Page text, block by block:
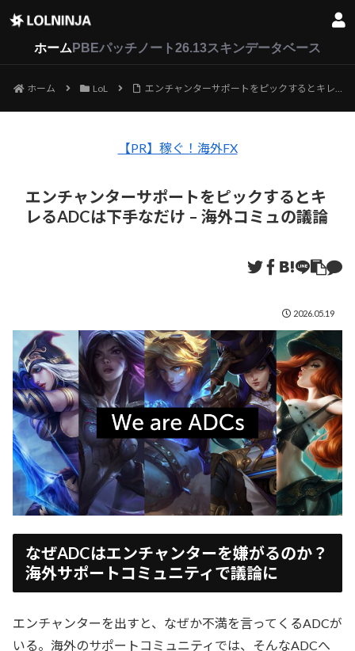
ホーム PBEパッチノート26.13スキンデータベース
ホーム LoL エンチャンターサポートをピックするとキレるADCは下手なだけ – 海外コミュの議論
【PR】稼ぐ！海外FX
エンチャンターサポートをピックするとキ
レるADCは下手なだけ – 海外コミュの議論
2026.05.19
なぜADCはエンチャンターを嫌がるのか？
海外サポートコミュニティで議論に
エンチャンターを出すと、なぜか不満を言ってくるADCが
いる。海外のサポートコミュニティでは、そんなADCへ